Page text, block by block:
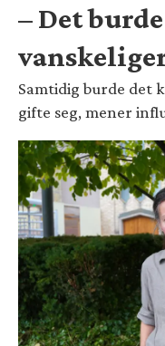
– Det
Samtidig burde det
gifte seg, mener